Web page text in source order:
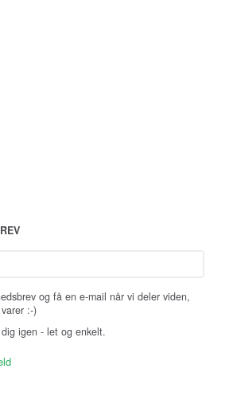
og få en e-mail når vi deler viden,
:-)
igen - let og enkelt.